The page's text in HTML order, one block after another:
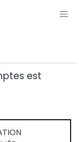
est